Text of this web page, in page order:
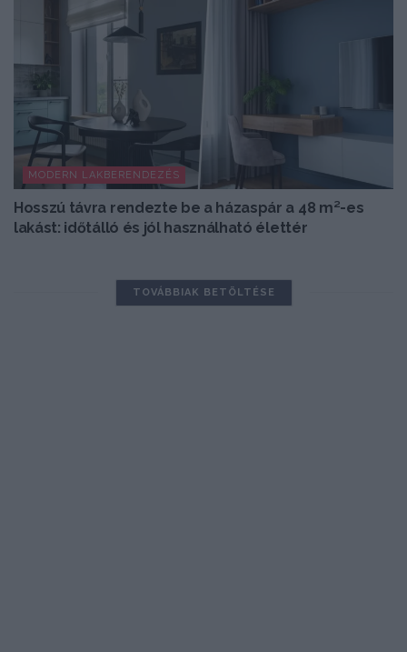
MODERN LAKBERENDEZÉS
Hosszú távra rendezte be a házaspár a 48 m²-es
lakást: időtálló és jól használható élettér
TOVÁBBIAK BETÖLTÉSE